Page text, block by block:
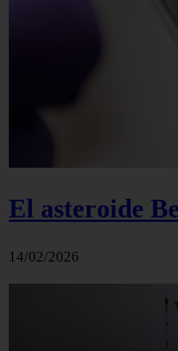
El asteroide
14/02/2026